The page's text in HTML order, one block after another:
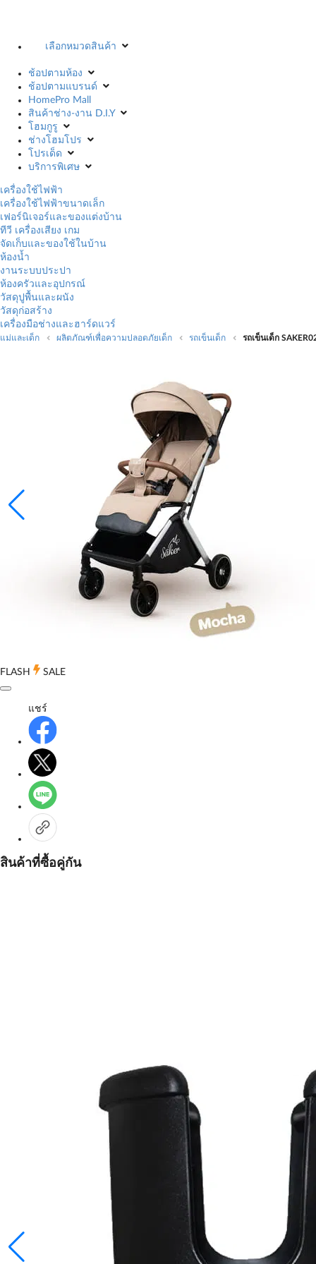
เลือกหมวดสินค้า
ช้อปตามห้อง
ช้อปตามแบรนด์
HomePro Mall
สินค้าช่าง-งาน D.I.Y
โฮมกูรู
ช่างโฮมโปร
โปรเด็ด
บริการพิเศษ
เครื่องใช้ไฟฟ้า
เครื่องใช้ไฟฟ้าขนาดเล็ก
เฟอร์นิเจอร์และของแต่งบ้าน
ทีวี เครื่องเสียง เกม
จัดเก็บและของใช้ในบ้าน
ห้องน้ำ
งานระบบประปา
ห้องครัวและอุปกรณ์
วัสดุปูพื้นและผนัง
วัสดุก่อสร้าง
เครื่องมือช่างและฮาร์ดแวร์
แม่และเด็ก ผลิตภัณฑ์เพื่อความปลอดภัยเด็ก รถเข็นเด็ก รถเข็นเด็ก
FLASH SALE
แชร์
สินค้าที่ซื้อคู่กัน